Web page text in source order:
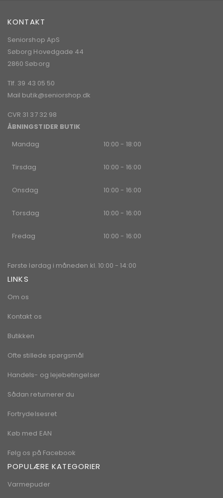
KONTAKT
Seniorshop ApS
Søborg Hovedgade 44
2860 Søborg
Tlf. 39 43 05 50
Mail butik@seniorshop.dk
CVR 31 37 32 98
ÅBNINGSTIDER BUTIK
Mandag
10:00 - 18:00
Tirsdag 10:00 - 16:00
Onsdag 10:00 - 16:00
Torsdag 10:00 - 16:00
Fredag 10:00 - 16:00
Første lørdag i måneden kl. 10:00 - 14:00
LINKS
Om os
Kontakt os
Butikken
Ofte stillede spørgsmål
Handels- og lejebetingelser
Sådan returnerer du
Fortrydelsesret
Køb med EAN
Følg os på Facebook
POPULÆRE KATEGORIER
Varmepuder